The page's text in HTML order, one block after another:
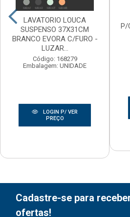
LAVATORIO LOUCA
SUSPENSO 37X31CM
BRANCO EVORA C/FURO -
LUZAR...
Código: 168279
Embalagem: UNIDADE
LOGIN P/ VER
PREÇO
P/
Cadastre-se para
ofertas!